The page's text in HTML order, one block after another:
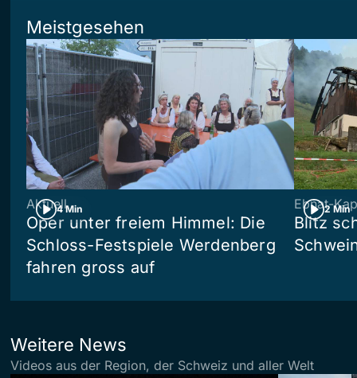
Meistgesehen
4 Min
Aktuell
Oper unter freiem Himmel: Die
Schloss-Festspiele Werdenberg
fahren gross auf
2 Min
Ebnat-
Blitz
Weitere News
Videos aus der Region, der Schweiz und aller Welt